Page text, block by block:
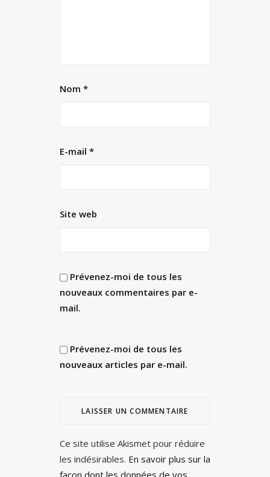
Nom *
E-mail *
Site web
Prévenez-moi de tous les
nouveaux commentaires par e-
mail.
Prévenez-moi de tous les
nouveaux articles par e-mail.
Ce site utilise Akismet pour réduire
les indésirables. En savoir plus sur la
façon dont les données de vos